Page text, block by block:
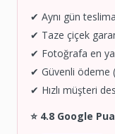
✔ Aynı gün
✔ Taze çiçek
✔ Fotoğrafa en
✔ Güvenli ödeme
✔ Hızlı müşteri
⭐ 4.8 Google